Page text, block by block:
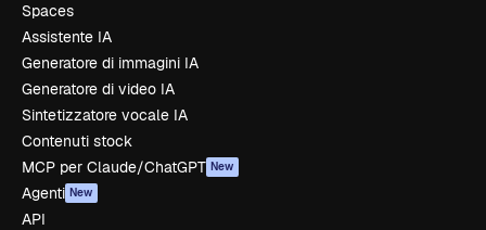
Spaces
Assistente IA
Generatore di immagini IA
Generatore di video IA
Sintetizzatore vocale IA
Contenuti stock
MCP per Claude/ChatGPT New
Agenti New
API